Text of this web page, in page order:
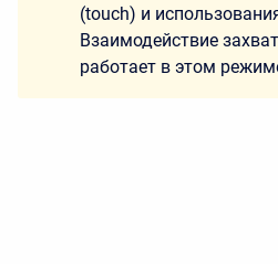
(touch) и
Взаимодействие
работает в этом